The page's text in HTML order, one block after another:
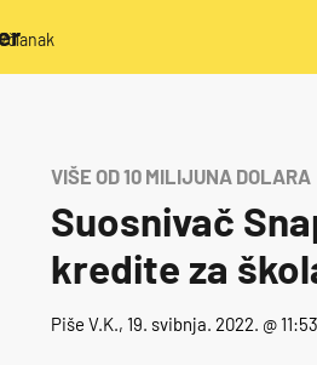
/članak
VIŠE OD 10 MILIJUNA DOLARA
Suosnivač
kredite za
Piše V.K., 19. svibnja. 2022. @ 11:53